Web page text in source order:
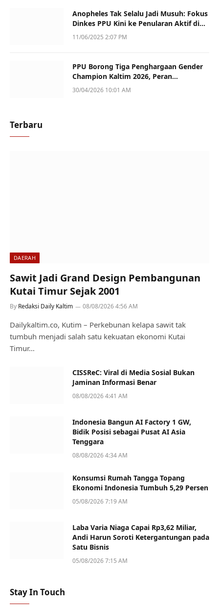
Anopheles Tak Selalu Jadi Musuh: Fokus
Dinkes PPU Kini ke Penularan Aktif di
Sotek
11/06/2025 2:07 PM
PPU Borong Tiga Penghargaan Gender
Champion Kaltim 2026, Peran
Perempuan Jadi Sorotan
30/04/2026 10:01 AM
Terbaru
DAERAH
Sawit Jadi Grand Design Pembangunan
Kutai Timur Sejak 2001
By Redaksi Daily Kaltim 08/08/2026 4:56 AM
Dailykaltim.co, Kutim – Perkebunan kelapa sawit tak
tumbuh menjadi salah satu kekuatan ekonomi Kutai
Timur…
CISSReC: Viral di Media Sosial Bukan
Jaminan Informasi Benar
08/08/2026 4:41 AM
Indonesia Bangun AI Factory 1 GW,
Bidik Posisi sebagai Pusat AI Asia
Tenggara
08/08/2026 4:34 AM
Konsumsi Rumah Tangga Topang
Ekonomi Indonesia Tumbuh 5,29 Persen
05/08/2026 7:19 AM
Laba Varia Niaga Capai Rp3,62 Miliar,
Andi Harun Soroti Ketergantungan pada
Satu Bisnis
05/08/2026 7:15 AM
Stay In Touch